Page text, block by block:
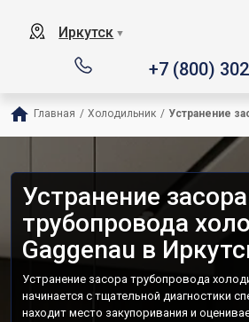
Иркутск ▼
+7 (800)
Главная / Холодильник / Устранение
Устранение засора
трубопровода
Gaggenau в
Устранение засора трубопровода
начинается с тщательной диагностики
находит место закупоривания и